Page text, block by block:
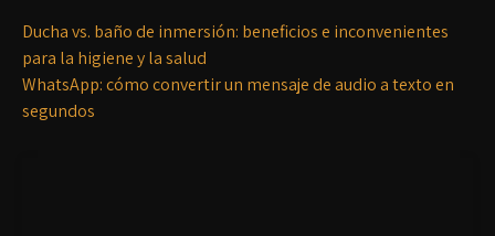
Ducha vs. baño de inmersión: beneficios e inconvenientes
para la higiene y la salud
WhatsApp: cómo convertir un mensaje de audio a texto en
segundos